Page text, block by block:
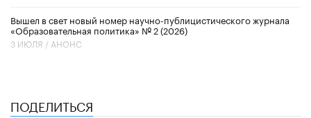
Вышел в свет новый номер научно-публицистического журнала
«Образовательная политика» № 2 (2026)
3 ИЮЛЯ / АНОНС
ПОДЕЛИТЬСЯ